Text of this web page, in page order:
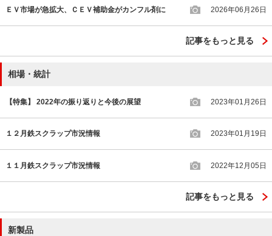
ＥＶ市場が急拡大、ＣＥＶ補助金がカンフル剤に 2026年06月26日
記事をもっと見る
相場・統計
【特集】 2022年の振り返りと今後の展望 2023年01月26日
１２月鉄スクラップ市況情報 2023年01月19日
１１月鉄スクラップ市況情報 2022年12月05日
記事をもっと見る
新製品